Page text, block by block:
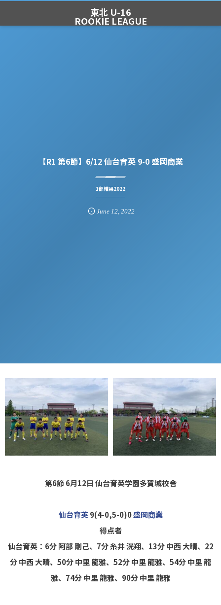
東北 U-16
ROOKIE LEAGUE
【R1 第6節】6/12 仙台育英 9-0 盛岡商業
1部結果2022
June 12 ,2022
第6節 6月12日 仙台育英学園多賀城校舎
仙台育英9(4-0,5-0)0盛岡商業
得点者
仙台育英：6分 阿部 剛己、7分 糸井 洸翔、13分 中西 大晴、22
分 中西 大晴、50分 中里 龍雅、52分 中里 龍雅、54分 中里 龍
雅、74分 中里 龍雅、90分 中里 龍雅